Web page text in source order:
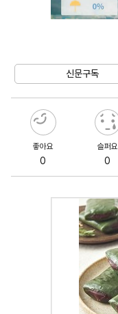
신문구독
좋아요
0
슬퍼요
0